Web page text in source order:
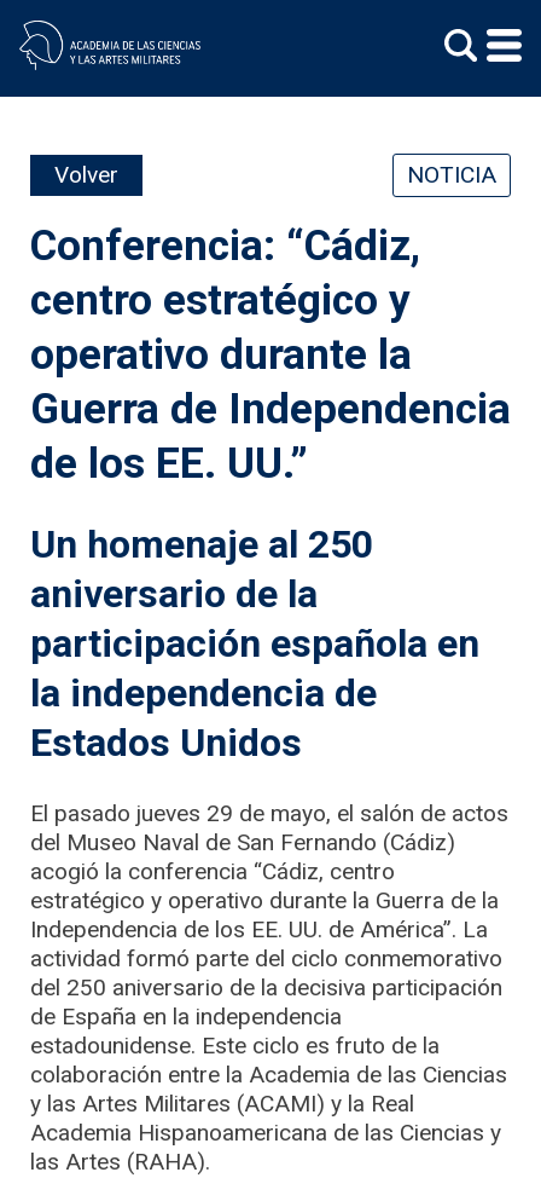
content
Volver NOTICIA
Conferencia: “Cádiz,
centro estratégico y
operativo durante la
Guerra de Independencia
de los EE. UU.”
Un homenaje al 250
aniversario de la
participación española en
la independencia de
Estados Unidos
El pasado jueves 29 de mayo, el salón de actos
del Museo Naval de San Fernando (Cádiz)
acogió la conferencia “Cádiz, centro
estratégico y operativo durante la Guerra de la
Independencia de los EE. UU. de América”. La
actividad formó parte del ciclo conmemorativo
del 250 aniversario de la decisiva participación
de España en la independencia
estadounidense. Este ciclo es fruto de la
colaboración entre la Academia de las Ciencias
y las Artes Militares (ACAMI) y la Real
Academia Hispanoamericana de las Ciencias y
las Artes (RAHA).